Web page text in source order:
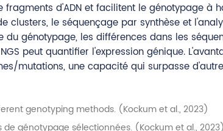
d'ADN et facilitent le génotypage à
le séquençage par synthèse et
génotypage, les différences dans les
peut quantifier l'expression génique.
mutations, une capacité qui surpasse
de génotypage sélectionnées. (Kockum et al., 2023)